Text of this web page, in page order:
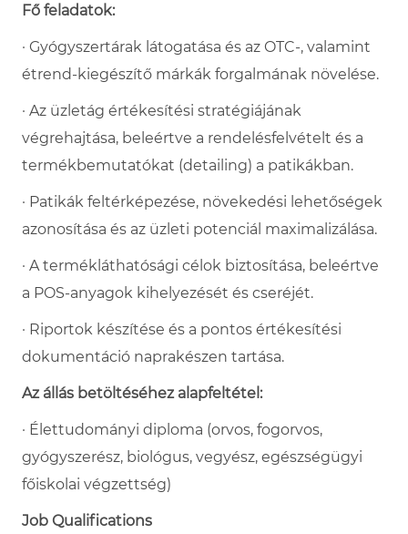
Fő feladatok:
· Gyógyszertárak látogatása és az OTC-, valamint
étrend-kiegészítő márkák forgalmának növelése.
· Az üzletág értékesítési stratégiájának
végrehajtása, beleértve a rendelésfelvételt és a
termékbemutatókat (detailing) a patikákban.
· Patikák feltérképezése, növekedési lehetőségek
azonosítása és az üzleti potenciál maximalizálása.
· A termékláthatósági célok biztosítása, beleértve
a POS-anyagok kihelyezését és cseréjét.
· Riportok készítése és a pontos értékesítési
dokumentáció naprakészen tartása.
Az állás betöltéséhez alapfeltétel:
· Élettudományi diploma (orvos, fogorvos,
gyógyszerész, biológus, vegyész, egészségügyi
főiskolai végzettség)
Job Qualifications